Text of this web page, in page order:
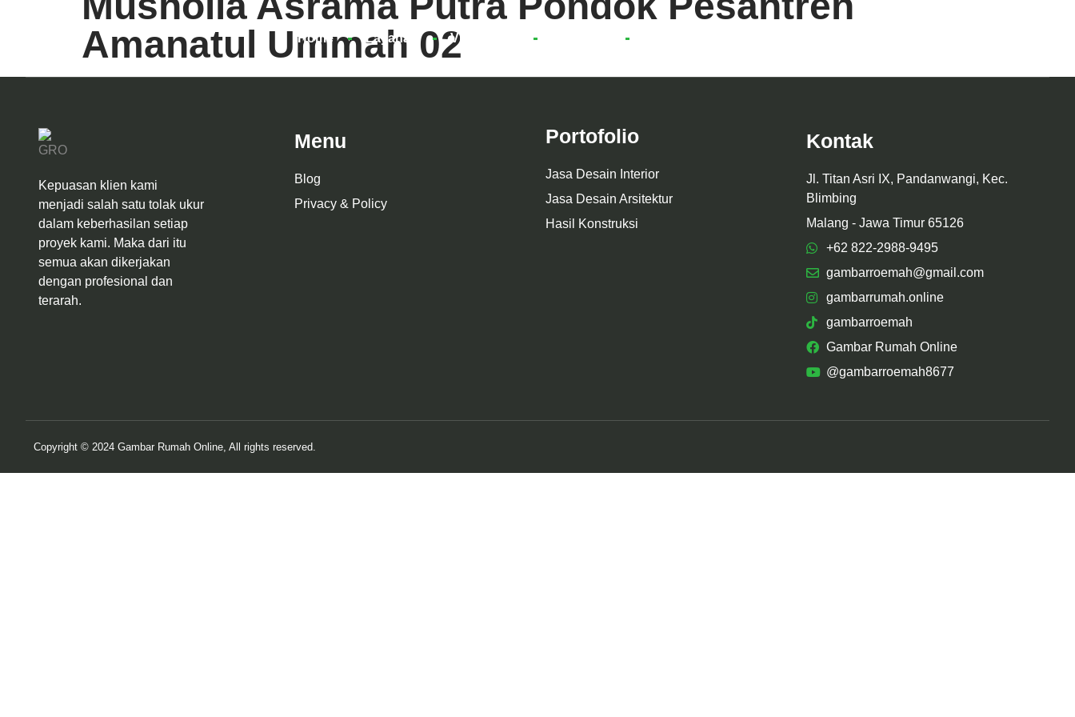
Home Layanan Virtual 360°
Amanatul Ummah 02
Kepuasan klien kami
menjadi salah satu tolak ukur
dalam keberhasilan setiap
proyek kami. Maka dari itu
semua akan dikerjakan
dengan profesional dan
terarah.
Menu
Blog
Privacy & Policy
Portofolio
Jasa Desain Interior
Jasa Desain Arsitektur
Hasil Konstruksi
Kontak
Jl. Titan Asri IX, Pandanwangi, Kec.
Blimbing
Malang - Jawa Timur 65126
+62 822-2988-9495
gambarroemah@gmail.com
gambarrumah.online
gambarroemah
Gambar Rumah Online
@gambarroemah8677
Copyright © 2024 Gambar Rumah Online, All rights reserved.